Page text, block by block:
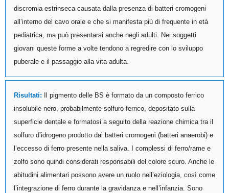
discromia estrinseca causata dalla presenza di batteri cromogeni
all’interno del cavo orale e che si manifesta più di frequente in età
pediatrica, ma può presentarsi anche negli adulti. Nei soggetti
giovani queste forme a volte tendono a regredire con lo sviluppo
puberale e il passaggio alla vita adulta.
Risultati:
Il pigmento delle BS è formato da un composto ferrico
insolubile nero, probabilmente solfuro ferrico, depositato sulla
superficie dentale e formatosi a seguito della reazione chimica tra il
solfuro d’idrogeno prodotto dai batteri cromogeni (batteri anaerobi) e
l’eccesso di ferro presente nella saliva. I complessi di ferro/rame e
zolfo sono quindi considerati responsabili del colore scuro. Anche le
abitudini alimentari possono avere un ruolo nell’eziologia, così come
l’integrazione di ferro durante la gravidanza e nell’infanzia. Sono